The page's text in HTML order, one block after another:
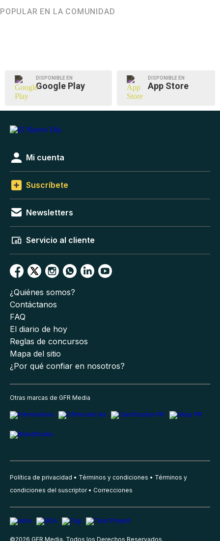
POPULAR EN LA COMUNIDAD
DISPONIBLE EN
Google Play
DISPONIBLE EN
App Store
Mi cuenta
Suscríbete
Newsletters
Servicio al cliente
¿Quiénes somos?
Contáctanos
FAQ
El diario de hoy
Reglas de concursos
Mapa del sitio
¿Por qué confiar en nosotros?
Otras marcas de GFR Media
Política de privacidad Términos y condiciones
Términos y
condiciones del suscriptor
Correcciones
©2026 GFR Media, Todos los Derechos Reservados.